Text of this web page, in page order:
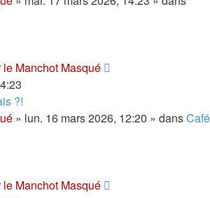
le Manchot Masqué
?!
» lun. 16 mars 2026, 12:20 » dansCafé
le Manchot Masqué